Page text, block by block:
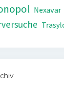
Nexavar